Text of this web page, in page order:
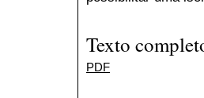
Texto
PDF